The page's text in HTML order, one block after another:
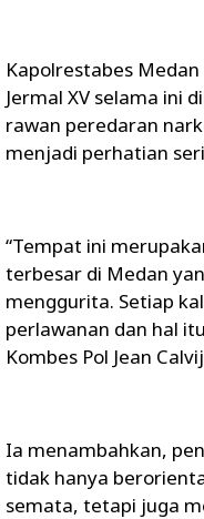
Kapolrestabes
Jermal XV selama ini
rawan peredaran
menjadi perhatian
“Tempat ini
terbesar di Medan
menggurita. Setiap
perlawanan dan hal
Kombes Pol Jean
Ia menambahkan,
tidak hanya
semata, tetapi juga